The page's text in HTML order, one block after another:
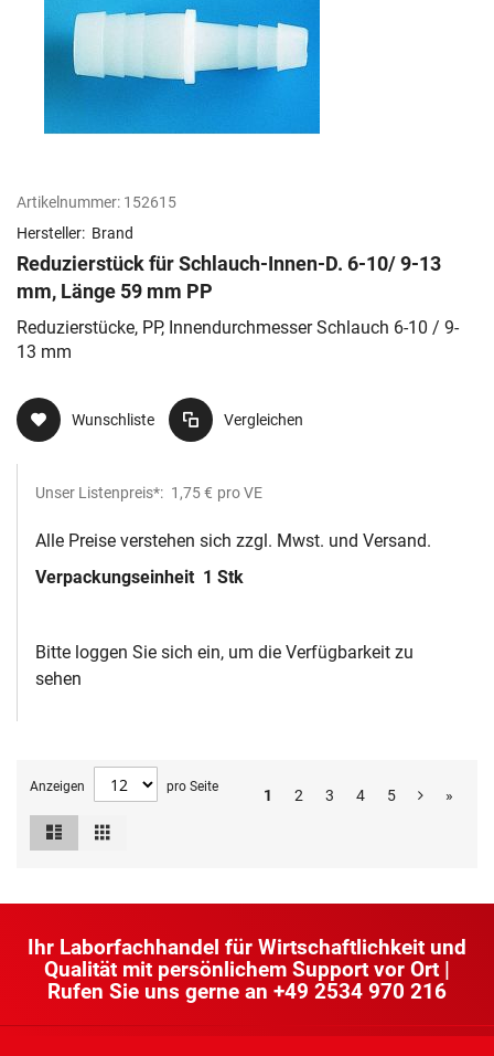
Artikelnummer: 152615
Hersteller: Brand
Reduzierstück für Schlauch-Innen-D. 6-10/ 9-13
mm, Länge 59 mm PP
Reduzierstücke, PP, Innendurchmesser Schlauch 6-10 / 9-
13 mm
Wunschliste Vergleichen
Unser Listenpreis*: 1,75 € pro VE
Alle Preise verstehen sich zzgl. Mwst. und Versand.
Verpackungseinheit 1 Stk
Bitte loggen Sie sich ein, um die Verfügbarkeit zu
sehen
Anzeigen pro Seite 1 2 3 4 5 »
Ansicht
Ihr Laborfachhandel für Wirtschaftlichkeit und
Qualität mit persönlichem Support vor Ort |
Rufen Sie uns gerne an +49 2534 970 216